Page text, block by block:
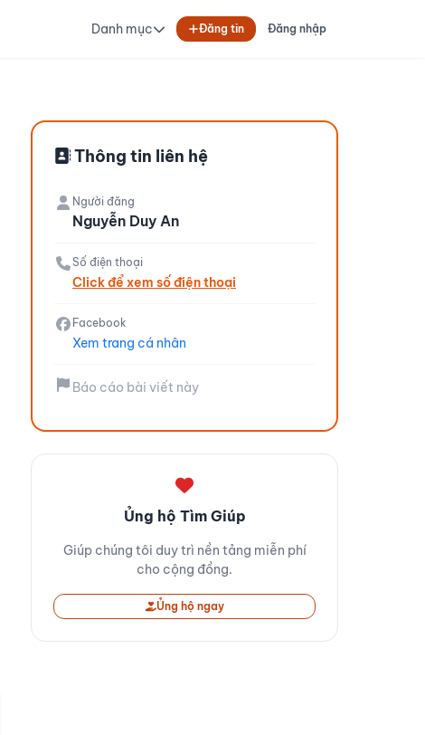
Danh mục Đăng tin Đăng nhập
Thông tin liên hệ
Người đăng
Nguyễn Duy An
Số điện thoại
Click để xem số điện thoại
Facebook
Xem trang cá nhân
Báo cáo bài viết này
Ủng hộ Tìm Giúp
Giúp chúng tôi duy trì nền tảng miễn phí
cho cộng đồng.
Ủng hộ ngay